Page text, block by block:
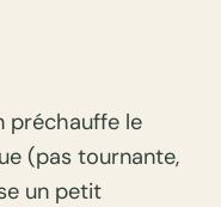
préchauffe le
(pas tournante,
un petit